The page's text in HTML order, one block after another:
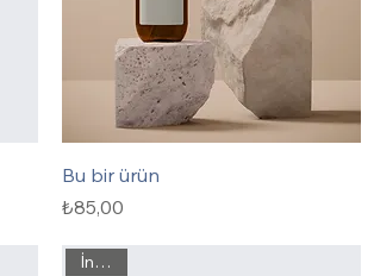
Bu bir ürün
Fiyat
₺85,00
İndirim